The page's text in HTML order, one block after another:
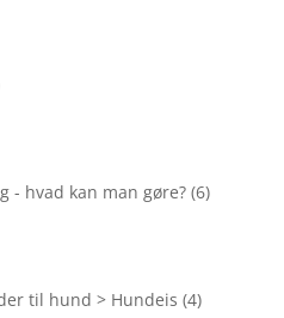
- hvad kan man gøre? (6)
til hund > Hundeis (4)